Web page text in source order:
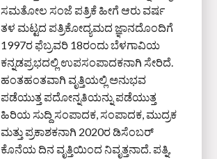
ಸಮತೋಲ ಸಂಜೆ ಪತ್ರಿಕೆ ಹೀಗೆ ಆರು ವರ್ಷ
ತಳ ಮಟ್ಟದ ಪತ್ರಿಕೋದ್ಯಮದ ಜ್ಞಾನದೊಂದಿಗೆ
1997ರ ಫೆಬ್ರವರಿ 18ರಂದು ಬೆಳಗಾವಿಯ
ಕನ್ನಡಪ್ರಭದಲ್ಲಿ ಉಪಸಂಪಾದಕನಾಗಿ ಸೇರಿದೆ.
ಹಂತಹಂತವಾಗಿ ವೃತ್ತಿಯಲ್ಲಿ ಅನುಭವ
ಪಡೆಯುತ್ತ ಪದೋನ್ನತಿಯನ್ನು ಪಡೆಯುತ್ತ
ಹಿರಿಯ ಸುದ್ದಿ ಸಂಪಾದಕ, ಸಂಪಾದಕ, ಮುದ್ರಕ
ಮತ್ತು ಪ್ರಕಾಶಕನಾಗಿ 2020ರ ಡಿಸೆಂಬರ್‌
ಕೊನೆಯ ದಿನ ವೃತ್ತಿಯಿಂದ ನಿವೃತ್ತನಾದೆ. ಪತ್ನಿ,